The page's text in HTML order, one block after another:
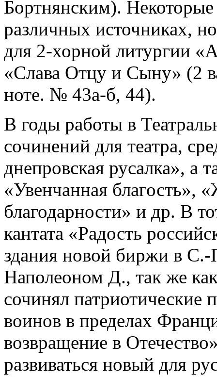
Бортнянским).
различных источниках,
для 2-хорной литургии
«Слава Отцу и Сыну» (2
ноте. № 43а-б, 44).
В годы работы в
сочинений для театра,
днепровская русалка», а
«Увенчанная благость»,
благодарности» и др. В
кантата «Радость
здания новой биржи в
Наполеоном Д., так же
сочинял патриотические
воинов в пределах
возвращение в
развиваться новый для